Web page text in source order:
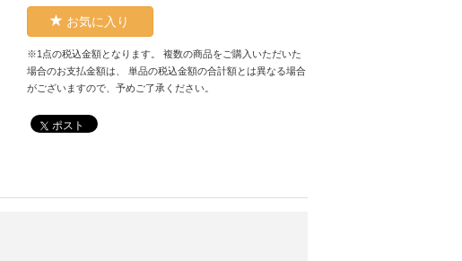
お気に入り
※1点の税込金額となります。 複数の商品をご購入いただいた
場合のお支払金額は、 単品の税込金額の合計額とは異なる場合
がございますので、予めご了承ください。
ポスト